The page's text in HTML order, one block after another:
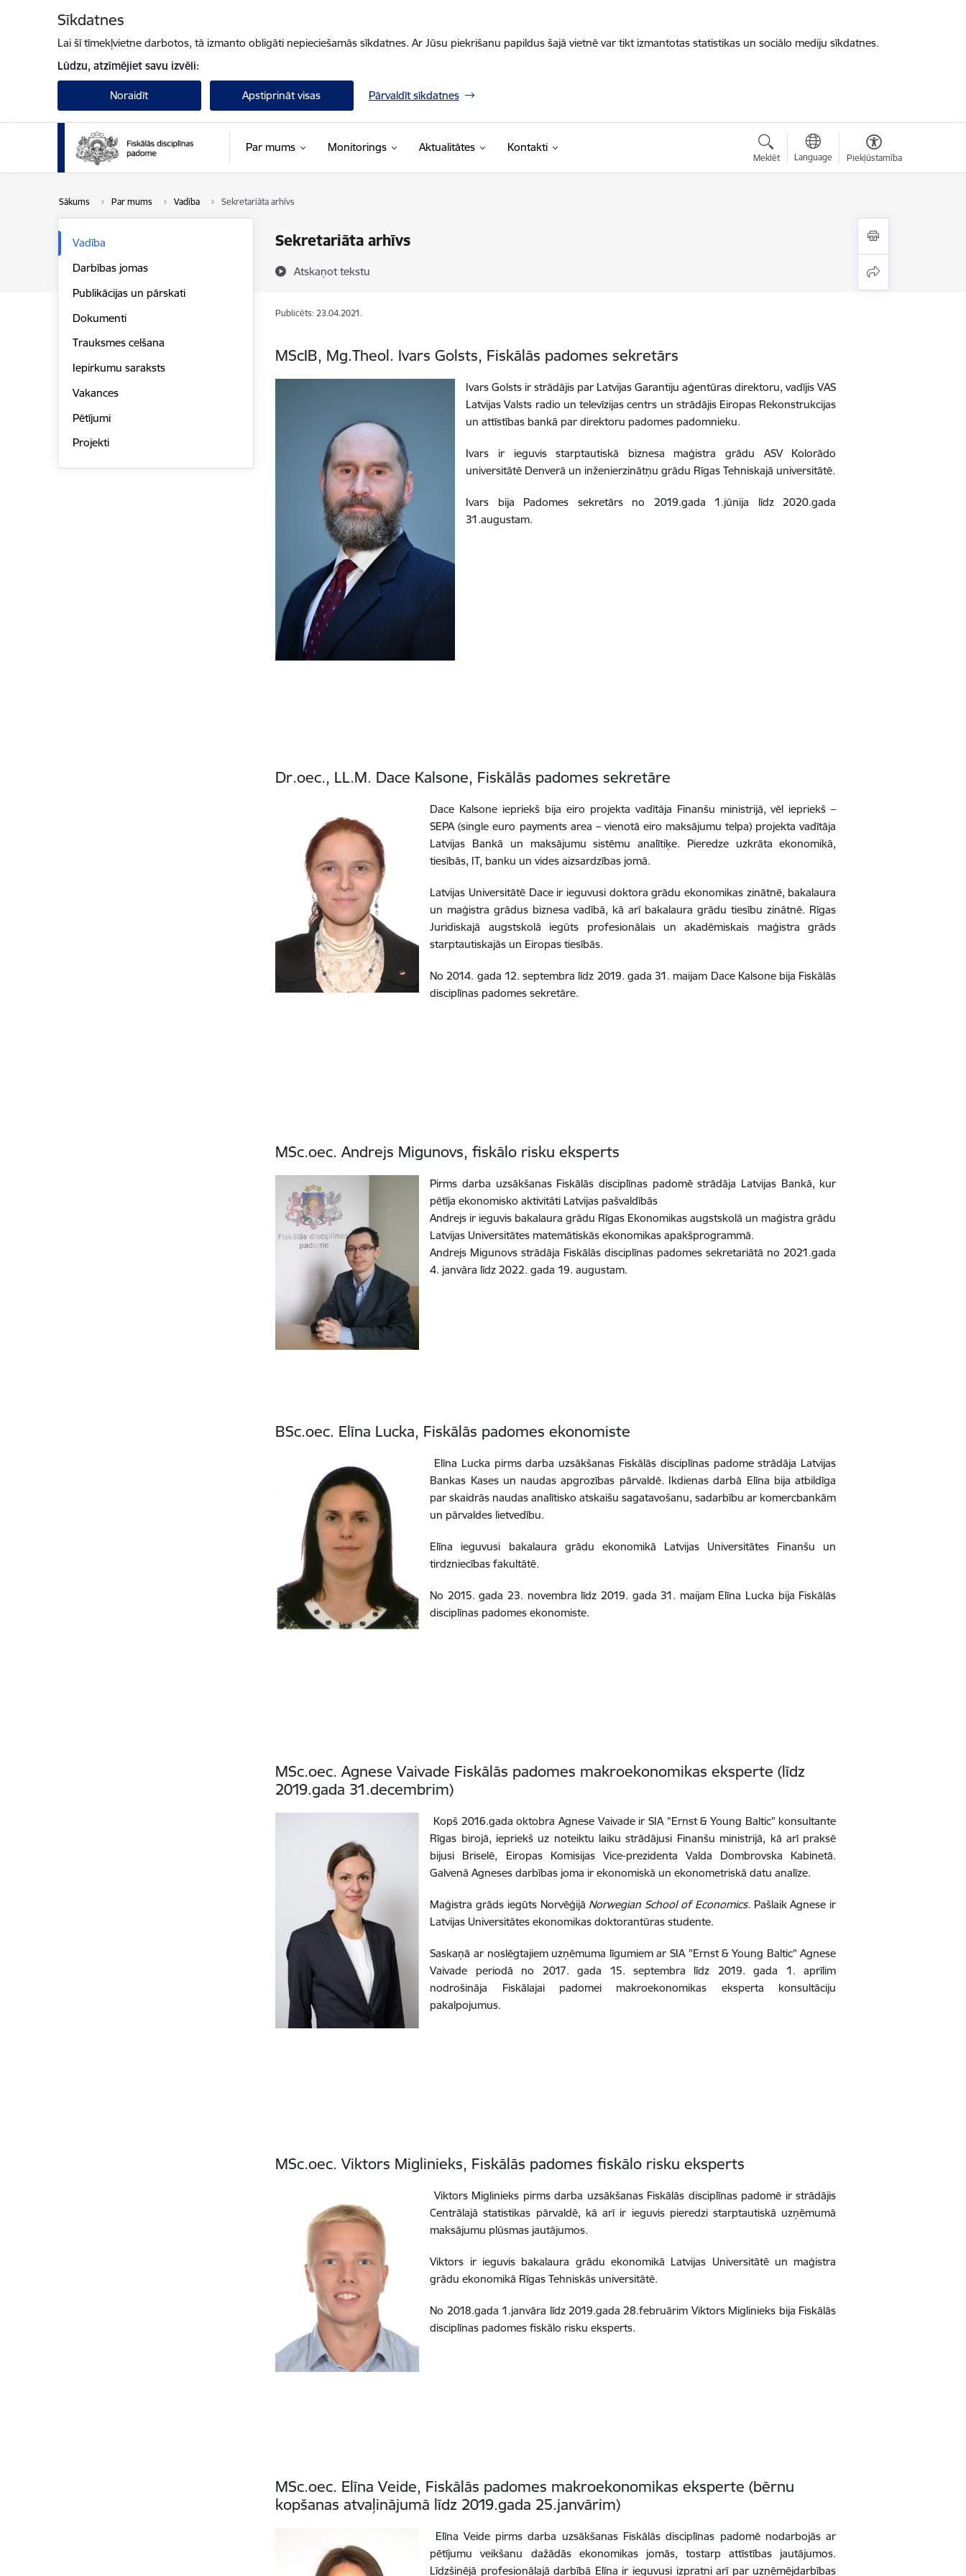
Sīkdatnes
Lai šī tīmekļvietne darbotos, tā izmanto obligāti nepieciešamās sīkdatnes. Ar Jūsu piekrišanu papildus šajā vietnē var tikt izmantotas statistikas un sociālo mediju sīkdatnes.
Lūdzu, atzīmējiet savu izvēli:
Noraidīt Apstiprināt visas Pārvaldīt sīkdatnes
Par mums Monitorings Aktualitātes Kontakti
Meklēt Language Piekļūstamība
Sākums Par mums Vadība Sekretariāta arhīvs
Sekretariāta arhīvs
Atskaņot tekstu
Vadība
Darbības jomas
Publikācijas un pārskati
Dokumenti
Trauksmes celšana
Iepirkumu saraksts
Vakances
Pētījumi
Projekti
Publicēts: 23.04.2021.
MScIB, Mg.Theol. Ivars Golsts, Fiskālās padomes sekretārs
Ivars Golsts ir strādājis par Latvijas Garantiju aģentūras direktoru, vadījis VAS
Latvijas Valsts radio un televīzijas centrs un strādājis Eiropas Rekonstrukcijas
un attīstības bankā par direktoru padomes padomnieku.
Ivars ir ieguvis starptautiskā biznesa maģistra grādu ASV Kolorādo
universitātē Denverā un inženierzinātņu grādu Rīgas Tehniskajā universitātē.
Ivars bija Padomes sekretārs no 2019.gada 1.jūnija līdz 2020.gada
31.augustam.
Dr.oec., LL.M. Dace Kalsone, Fiskālās padomes sekretāre
Dace Kalsone iepriekš bija eiro projekta vadītāja Finanšu ministrijā, vēl iepriekš –
SEPA (single euro payments area – vienotā eiro maksājumu telpa) projekta vadītāja
Latvijas Bankā un maksājumu sistēmu analītiķe. Pieredze uzkrāta ekonomikā,
tiesībās, IT, banku un vides aizsardzības jomā.
Latvijas Universitātē Dace ir ieguvusi doktora grādu ekonomikas zinātnē, bakalaura
un maģistra grādus biznesa vadībā, kā arī bakalaura grādu tiesību zinātnē. Rīgas
Juridiskajā augstskolā iegūts profesionālais un akadēmiskais maģistra grāds
starptautiskajās un Eiropas tiesībās.
No 2014. gada 12. septembra līdz 2019. gada 31. maijam Dace Kalsone bija Fiskālās
disciplīnas padomes sekretāre.
MSc.oec. Andrejs Migunovs, fiskālo risku eksperts
Pirms darba uzsākšanas Fiskālās disciplīnas padomē strādāja Latvijas Bankā, kur
pētīja ekonomisko aktivitāti Latvijas pašvaldībās
Andrejs ir ieguvis bakalaura grādu Rīgas Ekonomikas augstskolā un maģistra grādu
Latvijas Universitātes matemātiskās ekonomikas apakšprogrammā.
Andrejs Migunovs strādāja Fiskālās disciplīnas padomes sekretariātā no 2021.gada
4. janvāra līdz 2022. gada 19. augustam.
BSc.oec. Elīna Lucka, Fiskālās padomes ekonomiste
Elīna Lucka pirms darba uzsākšanas Fiskālās disciplīnas padome strādāja Latvijas
Bankas Kases un naudas apgrozības pārvaldē. Ikdienas darbā Elīna bija atbildīga
par skaidrās naudas analītisko atskaišu sagatavošanu, sadarbību ar komercbankām
un pārvaldes lietvedību.
Elīna ieguvusi bakalaura grādu ekonomikā Latvijas Universitātes Finanšu un
tirdzniecības fakultātē.
No 2015. gada 23. novembra līdz 2019. gada 31. maijam Elīna Lucka bija Fiskālās
disciplīnas padomes ekonomiste.
MSc.oec. Agnese Vaivade Fiskālās padomes makroekonomikas eksperte (līdz
2019.gada 31.decembrim)
Kopš 2016.gada oktobra Agnese Vaivade ir SIA "Ernst & Young Baltic" konsultante
Rīgas birojā, iepriekš uz noteiktu laiku strādājusi Finanšu ministrijā, kā arī praksē
bijusi Briselē, Eiropas Komisijas Vice-prezidenta Valda Dombrovska Kabinetā.
Galvenā Agneses darbības joma ir ekonomiskā un ekonometriskā datu analīze.
Maģistra grāds iegūts Norvēģijā Norwegian School of Economics. Pašlaik Agnese ir
Latvijas Universitātes ekonomikas doktorantūras studente.
Saskaņā ar noslēgtajiem uzņēmuma līgumiem ar SIA "Ernst & Young Baltic" Agnese
Vaivade periodā no 2017. gada 15. septembra līdz 2019. gada 1. aprīlim
nodrošināja Fiskālajai padomei makroekonomikas eksperta konsultāciju
pakalpojumus.
MSc.oec. Viktors Miglinieks, Fiskālās padomes fiskālo risku eksperts
Viktors Miglinieks pirms darba uzsākšanas Fiskālās disciplīnas padomē ir strādājis
Centrālajā statistikas pārvaldē, kā arī ir ieguvis pieredzi starptautiskā uzņēmumā
maksājumu plūsmas jautājumos.
Viktors ir ieguvis bakalaura grādu ekonomikā Latvijas Universitātē un maģistra
grādu ekonomikā Rīgas Tehniskās universitātē.
No 2018.gada 1.janvāra līdz 2019.gada 28.februārim Viktors Miglinieks bija Fiskālās
disciplīnas padomes fiskālo risku eksperts.
MSc.oec. Elīna Veide, Fiskālās padomes makroekonomikas eksperte (bērnu
kopšanas atvaļinājumā līdz 2019.gada 25.janvārim)
Elīna Veide pirms darba uzsākšanas Fiskālās disciplīnas padomē nodarbojās ar
pētījumu veikšanu dažādās ekonomikas jomās, tostarp attīstības jautājumos.
Līdzšinējā profesionālajā darbībā Elīna ir ieguvusi izpratni arī par uzņēmējdarbības